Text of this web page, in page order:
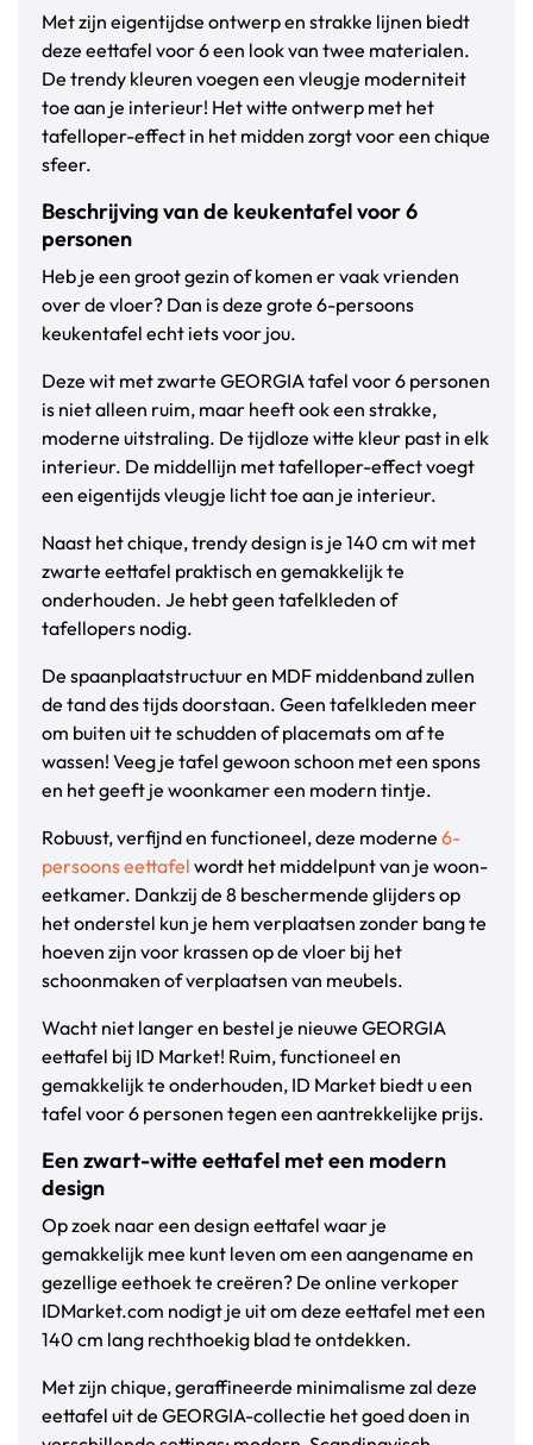
Met zijn eigentijdse ontwerp en strakke lijnen biedt
deze eettafel voor 6 een look van twee materialen.
De trendy kleuren voegen een vleugje moderniteit
toe aan je interieur! Het witte ontwerp met het
tafelloper-effect in het midden zorgt voor een chique
sfeer.
Beschrijving van de keukentafel voor 6
personen
Heb je een groot gezin of komen er vaak vrienden
over de vloer? Dan is deze grote 6-persoons
keukentafel echt iets voor jou.
Deze wit met zwarte GEORGIA tafel voor 6 personen
is niet alleen ruim, maar heeft ook een strakke,
moderne uitstraling. De tijdloze witte kleur past in elk
interieur. De middellijn met tafelloper-effect voegt
een eigentijds vleugje licht toe aan je interieur.
Naast het chique, trendy design is je 140 cm wit met
zwarte eettafel praktisch en gemakkelijk te
onderhouden. Je hebt geen tafelkleden of
tafellopers nodig.
De spaanplaatstructuur en MDF middenband zullen
de tand des tijds doorstaan. Geen tafelkleden meer
om buiten uit te schudden of placemats om af te
wassen! Veeg je tafel gewoon schoon met een spons
en het geeft je woonkamer een modern tintje.
Robuust, verfijnd en functioneel, deze moderne 6-
persoons eettafel wordt het middelpunt van je woon-
eetkamer. Dankzij de 8 beschermende glijders op
het onderstel kun je hem verplaatsen zonder bang te
hoeven zijn voor krassen op de vloer bij het
schoonmaken of verplaatsen van meubels.
Wacht niet langer en bestel je nieuwe GEORGIA
eettafel bij ID Market! Ruim, functioneel en
gemakkelijk te onderhouden, ID Market biedt u een
tafel voor 6 personen tegen een aantrekkelijke prijs.
Een zwart-witte eettafel met een modern
design
Op zoek naar een design eettafel waar je
gemakkelijk mee kunt leven om een aangename en
gezellige eethoek te creëren? De online verkoper
IDMarket.com nodigt je uit om deze eettafel met een
140 cm lang rechthoekig blad te ontdekken.
Met zijn chique, geraffineerde minimalisme zal deze
eettafel uit de GEORGIA-collectie het goed doen in